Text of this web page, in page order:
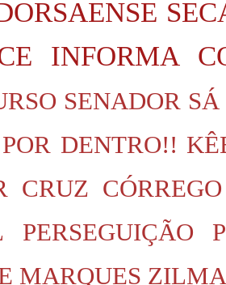
INFORMA
SENADOR SÁ
DENTRO!!
CRUZ CÓRREGO
PERSEGUIÇÃO
MARQUES